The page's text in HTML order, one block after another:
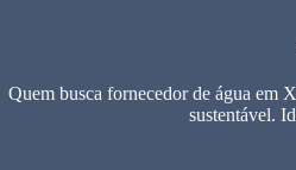
Quem busca fornecedor de água em
sustentável.